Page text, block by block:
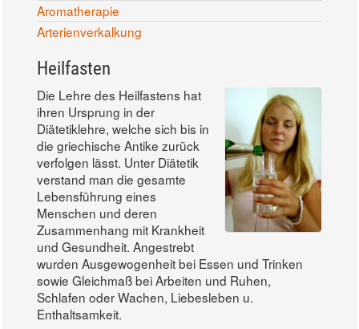
Aromatherapie
Arterienverkalkung
Heilfasten
Die Lehre des Heilfastens hat
ihren Ursprung in der
Diätetiklehre, welche sich bis in
die griechische Antike zurück
verfolgen lässt. Unter Diätetik
verstand man die gesamte
Lebensführung eines
Menschen und deren
Zusammenhang mit Krankheit
und Gesundheit. Angestrebt
wurden Ausgewogenheit bei Essen und Trinken
sowie Gleichmaß bei Arbeiten und Ruhen,
Schlafen oder Wachen, Liebesleben u.
Enthaltsamkeit.